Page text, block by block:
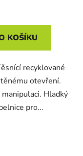
KOŠÍKU
recyklované
otevření.
Hladký
pro...